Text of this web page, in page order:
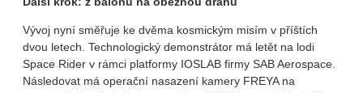
Vývoj nyní směřuje ke dvěma kosmickým misím v příštích
dvou letech. Technologický demonstrátor má letět na lodi
Space Rider v rámci platformy IOSLAB firmy SAB Aerospace.
Následovat má operační nasazení kamery FREYA na